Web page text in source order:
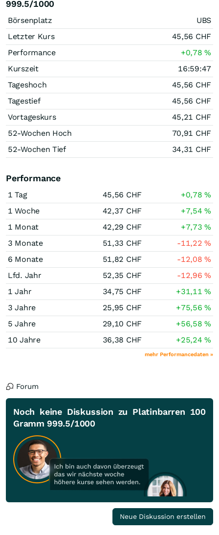
999.5/1000
Börsenplatz
UBS
Letzter Kurs
45,56 CHF
Performance
+0,78%
Kurszeit
16:59:47
Tageshoch
45,56 CHF
Tagestief
45,56 CHF
Vortageskurs
45,21 CHF
52-Wochen Hoch
70,91 CHF
52-Wochen Tief
34,31 CHF
Performance
1 Tag 45,56 CHF +0,78%
1 Woche
42,37 CHF +7,54%
1 Monat
42,29 CHF +7,73%
3 Monate
51,33 CHF -11,22%
6 Monate
51,82 CHF -12,08%
Lfd. Jahr
52,35 CHF -12,96%
1 Jahr
34,75 CHF +31,11%
3 Jahre
25,95 CHF +75,56%
5 Jahre
29,10 CHF +56,58%
10 Jahre
36,38 CHF +25,24%
mehr Performancedaten »
Forum
Noch keine Diskussion zu Platinbarren 100
Gramm 999.5/1000
Neue Diskussion erstellen